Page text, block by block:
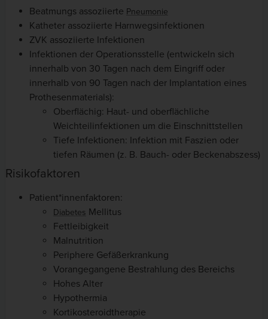
Beatmungs assoziierte Pneumonie
Katheter assoziierte Harnwegsinfektionen
ZVK assoziierte Infektionen
Infektionen der Operationsstelle (entwickeln sich
innerhalb von 30 Tagen nach dem Eingriff oder
innerhalb von 90 Tagen nach der Implantation eines
Prothesenmaterials):
Oberflächig: Haut- und oberflächliche
Weichteilinfektionen um die Einschnittstellen
Tiefe Infektionen: Infektion mit Faszien oder
tiefen Räumen (z. B. Bauch- oder Beckenabszess)
Risikofaktoren
Patient*innenfaktoren:
Diabetes Mellitus
Fettleibigkeit
Malnutrition
Periphere Gefäßerkrankung
Vorangegangene Bestrahlung des Bereichs
Hohes Alter
Hypothermia
Kortikosteroidtherapie